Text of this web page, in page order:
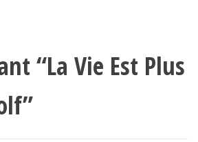
“La Vie Est Plus